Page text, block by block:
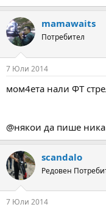
mamawaits
Потребител
7 Юли 2014
мом4ета нали ФТ
@някои да пише
scandalo
Редовен
7 Юли 2014